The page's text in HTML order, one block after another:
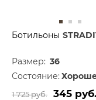
Ботильоны
Размер: 36
Состояние:
1 725 руб. 345 руб.